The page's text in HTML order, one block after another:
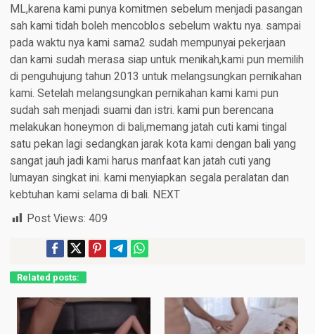
ML,karena kami punya komitmen sebelum menjadi pasangan
sah kami tidah boleh mencoblos sebelum waktu nya. sampai
pada waktu nya kami sama2 sudah mempunyai pekerjaan
dan kami sudah merasa siap untuk menikah,kami pun memilih
di penguhujung tahun 2013 untuk melangsungkan pernikahan
kami. Setelah melangsungkan pernikahan kami kami pun
sudah sah menjadi suami dan istri. kami pun berencana
melakukan honeymon di bali,memang jatah cuti kami tingal
satu pekan lagi sedangkan jarak kota kami dengan bali yang
sangat jauh jadi kami harus manfaat kan jatah cuti yang
lumayan singkat ini. kami menyiapkan segala peralatan dan
kebtuhan kami selama di bali. NEXT
Post Views: 409
Related posts: